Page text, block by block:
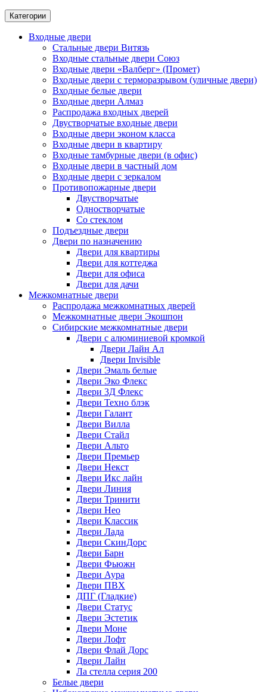
Категории
Входные двери
Стальные двери Витязь
Входные стальные двери Союз
Входные двери «Валберг» (Промет)
Входные двери с терморазрывом (уличные двери)
Входные белые двери
Входные двери Алмаз
Распродажа входных дверей
Двустворчатые входные двери
Входные двери эконом класса
Входные двери в квартиру
Входные тамбурные двери (в офис)
Входные двери в частный дом
Входные двери с зеркалом
Противопожарные двери
Двустворчатые
Одностворчатые
Со стеклом
Подъездные двери
Двери по назначению
Двери для квартиры
Двери для коттеджа
Двери для офиса
Двери для дачи
Межкомнатные двери
Распродажа межкомнатных дверей
Межкомнатные двери Экошпон
Сибирские межкомнатные двери
Двери с алюминиевой кромкой
Двери Лайн Ал
Двери Invisible
Двери Эмаль белые
Двери Эко Флекс
Двери 3Д Флекс
Двери Техно блэк
Двери Галант
Двери Вилла
Двери Стайл
Двери Альто
Двери Премьер
Двери Некст
Двери Икс лайн
Двери Линия
Двери Тринити
Двери Нео
Двери Классик
Двери Лада
Двери СкинДорс
Двери Барн
Двери Фьюжн
Двери Аура
Двери ПВХ
ДПГ (Гладкие)
Двери Статус
Двери Эстетик
Двери Моне
Двери Лофт
Двери Флай Дорс
Двери Лайн
Ла стелла серия 200
Белые двери